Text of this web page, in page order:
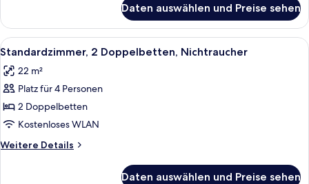
2 Doppelbetten,
Raucher
Daten auswählen und Preise sehen
Alle
Fotos
für
Standardzimmer,
2 Doppelbetten,
Nichtraucher
anzeigen
Ein Hotelzimmer mit zwei Betten,
6
Standardzimmer, 2 Doppelbetten, Nichtraucher
22 m²
Platz für 4 Personen
2 Doppelbetten
Kostenloses WLAN
Weitere Details
Weitere
Daten auswählen und Preise sehen